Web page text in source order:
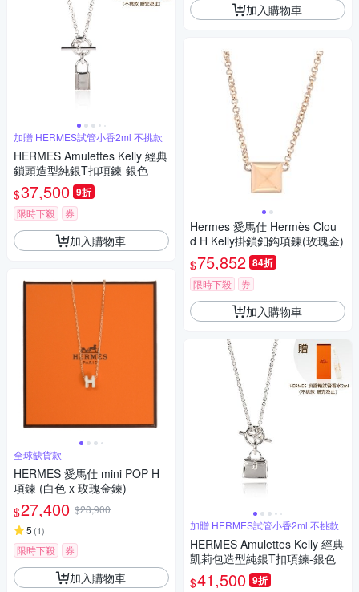
加贈 HERMES試管小香2ml 不挑款
HERMES Amulettes Kelly 經典
鎖頭造型純銀T扣項鍊-銀色
$37,500 9折
限時下殺 券
加入購物車
全球缺貨款
HERMES 愛馬仕 mini POP H
項鍊 (白色 x 玫瑰金鍊)
$27,400 $28,900
5 (1)
限時下殺 券
加入購物車
加入購物車
Hermes 愛馬仕 Hermès Clou
d H Kelly掛鎖釦鈎項鍊(玫瑰金)
$75,852 84折
限時下殺 券
加入購物車
加贈 HERMES試管小香2ml 不挑款
HERMES Amulettes Kelly 經典
凱莉包造型純銀T扣項鍊-銀色
$41,500 9折